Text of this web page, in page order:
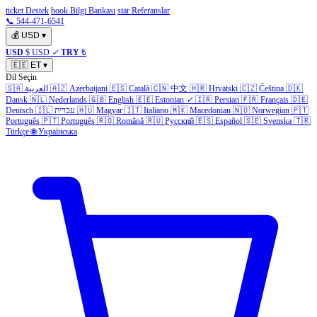
ticket Destek book Bilgi Bankası star Referanslar
📞 544-471-6541
💰 USD ▾
USD $ USD ✓ TRY ₺
🇪🇪 ET ▾
Dil Seçin
🇸🇦 العربية 🇦🇿 Azerbaijani 🇪🇸 Català 🇨🇳 中文 🇭🇷 Hrvatski 🇨🇿 Čeština 🇩🇰
Dansk 🇳🇱 Nederlands 🇬🇧 English 🇪🇪 Estonian ✓ 🇮🇷 Persian 🇫🇷 Français 🇩🇪
Deutsch 🇮🇱 עברית 🇭🇺 Magyar 🇮🇹 Italiano 🇲🇰 Macedonian 🇳🇴 Norwegian 🇵🇹
Português 🇵🇹 Português 🇷🇴 Română 🇷🇺 Русский 🇪🇸 Español 🇸🇪 Svenska 🇹🇷
Türkçe 🌐 Українська